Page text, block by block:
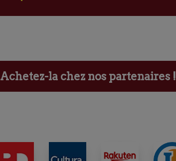
Achetez-la chez nos partenaires !